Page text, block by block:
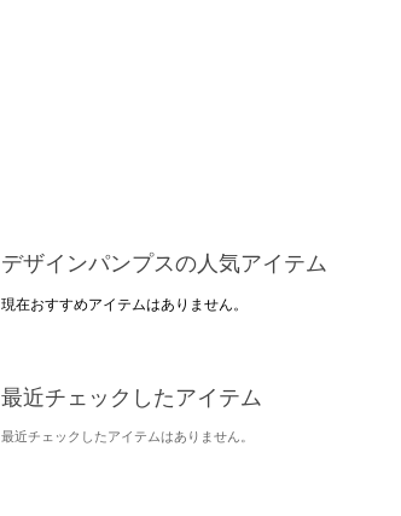
デザインパンプスの人気アイテム
現在おすすめアイテムはありません。
最近チェックしたアイテム
最近チェックしたアイテムはありません。